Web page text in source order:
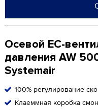
Осевой ЕС-
давления AW
Systemair
100% регулирование
Клаеммная коробка